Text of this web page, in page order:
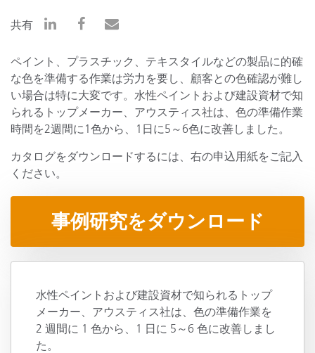
共有
ペイント、プラスチック、テキスタイルなどの製品に的確
な色を準備する作業は労力を要し、顧客との色確認が難し
い場合は特に大変です。水性ペイントおよび建設資材で知
られるトップメーカー、アウスティス社は、色の準備作業
時間を2週間に1色から、1日に5～6色に改善しました。
カタログをダウンロードするには、右の申込用紙をご記入
ください。
事例研究をダウンロード
水性ペイントおよび建設資材で知られるトップ
メーカー、アウスティス社は、色の準備作業を
2 週間に 1 色から、1 日に 5～6 色に改善しまし
た。